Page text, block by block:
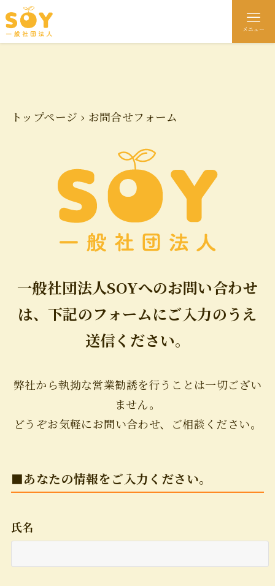
メニュー
トップページ › お問合せフォーム
一般社団法人SOYへのお問い合わせ
は、下記のフォームにご入力のうえ
送信ください。
弊社から執拗な営業勧誘を行うことは一切ござい
ません。
どうぞお気軽にお問い合わせ、ご相談ください。
■あなたの情報をご入力ください。
氏名